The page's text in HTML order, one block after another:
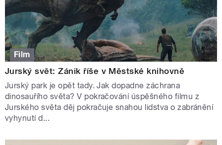
Film
Jurský svět: Zánik říše v Městské knihovně
Jurský park je opět tady. Jak dopadne záchrana
dinosauřího světa? V pokračování úspěšného filmu z
Jurského světa děj pokračuje snahou lidstva o zabránění
vyhynutí d...